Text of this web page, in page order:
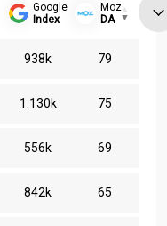
Google
Index
Moz
DA
938k 79
1.130k 75
556k 69
842k 65